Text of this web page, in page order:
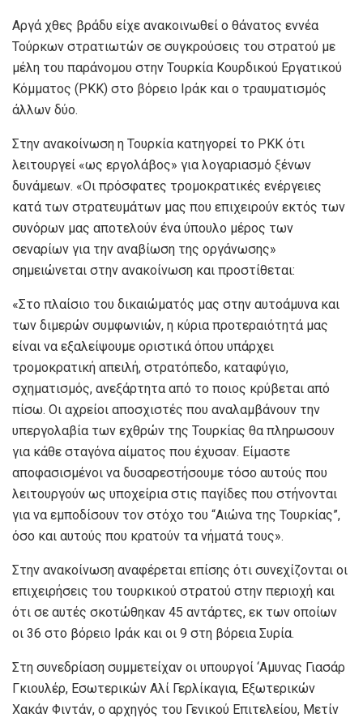
Αργά χθες βράδυ είχε ανακοινωθεί ο θάνατος εννέα
Τούρκων στρατιωτών σε συγκρούσεις του στρατού με
μέλη του παράνομου στην Τουρκία Κουρδικού Εργατικού
Κόμματος (ΡΚΚ) στο βόρειο Ιράκ και ο τραυματισμός
άλλων δύο.
Στην ανακοίνωση η Τουρκία κατηγορεί το ΡΚΚ ότι
λειτουργεί «ως εργολάβος» για λογαριασμό ξένων
δυνάμεων. «Οι πρόσφατες τρομοκρατικές ενέργειες
κατά των στρατευμάτων μας που επιχειρούν εκτός των
συνόρων μας αποτελούν ένα ύπουλο μέρος των
σεναρίων για την αναβίωση της οργάνωσης»
σημειώνεται στην ανακοίνωση και προστίθεται:
«Στο πλαίσιο του δικαιώματός μας στην αυτοάμυνα και
των διμερών συμφωνιών, η κύρια προτεραιότητά μας
είναι να εξαλείψουμε οριστικά όπου υπάρχει
τρομοκρατική απειλή, στρατόπεδο, καταφύγιο,
σχηματισμός, ανεξάρτητα από το ποιος κρύβεται από
πίσω. Οι αχρείοι αποσχιστές που αναλαμβάνουν την
υπεργολαβία των εχθρών της Τουρκίας θα πληρωσουν
για κάθε σταγόνα αίματος που έχυσαν. Είμαστε
αποφασισμένοι να δυσαρεστήσουμε τόσο αυτούς που
λειτουργούν ως υποχείρια στις παγίδες που στήνονται
για να εμποδίσουν τον στόχο του “Αιώνα της Τουρκίας”,
όσο και αυτούς που κρατούν τα νήματά τους».
Στην ανακοίνωση αναφέρεται επίσης ότι συνεχίζονται οι
επιχειρήσεις του τουρκικού στρατού στην περιοχή και
ότι σε αυτές σκοτώθηκαν 45 αντάρτες, εκ των οποίων
οι 36 στο βόρειο Ιράκ και οι 9 στη βόρεια Συρία.
Στη συνεδρίαση συμμετείχαν οι υπουργοί ‘Αμυνας Γιασάρ
Γκιουλέρ, Εσωτερικών Αλί Γερλίκαγια, Εξωτερικών
Χακάν Φιντάν, ο αρχηγός του Γενικού Επιτελείου, Μετίν